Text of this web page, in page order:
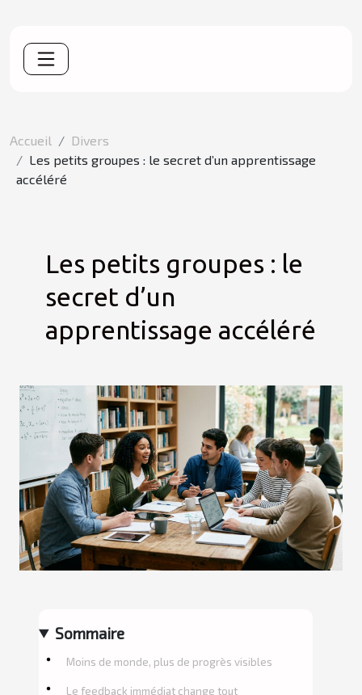
Accueil
Divers
Les petits groupes : le secret d’un apprentissage
accéléré
Les petits groupes : le
secret d’un
apprentissage accéléré
Sommaire
Moins de monde, plus de progrès visibles
Le feedback immédiat change tout